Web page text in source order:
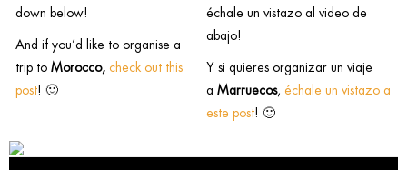
down below!
And if you’d like to organise a
trip to Morocco, check out this
post! 🙂
échale un vistazo al video de
abajo!
Y si quieres organizar un viaje
aMarruecos,échale un vistazo a
este post! 🙂